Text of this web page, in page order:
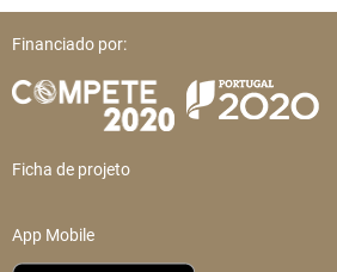
Financiado por:
Ficha de projeto
App Mobile